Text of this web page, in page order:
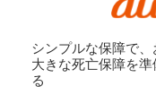
シンプルな保障で、
大きな死亡保障を
る